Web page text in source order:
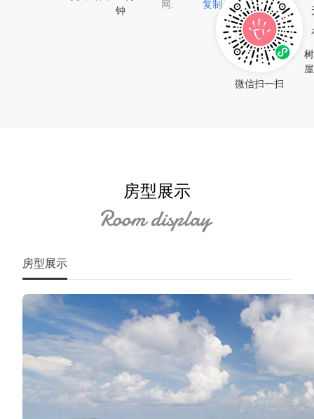
钟
网: 复制
玻璃地板:
海景浴缸:
传奇设施:
树
屋
房型展示
房型展示
微信扫一扫